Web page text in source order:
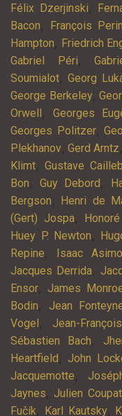
Félix Dzerjinski,
Bacon, François Perin
Hampton, Friedrich
Gabriel Péri,
Soumialot, Georg
George Berkeley,
Orwell , Georges
Georges Politzer,
Plekhanov,Gerd Arntz,
Klimt, Gustave
Bon, Guy Debord ,
Bergson, Henri de
(Gert) Jospa,
Huey P. Newton,
Repine, Isaac
Jacques Derrida,
Ensor, James
Bodin, Jean
Vogel , Jean-
Sébastien Bach,
Heartfield , John
Jacquemotte,
Jaynes, Julien Coupat
Fučík, Karl Kautsky,